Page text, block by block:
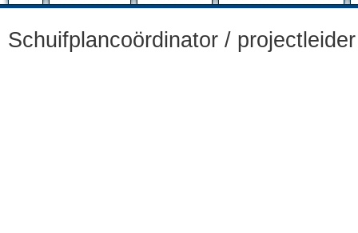
Schuifplancoördinator /